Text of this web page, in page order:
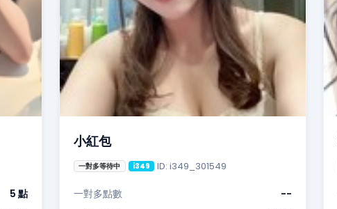
5 點
小紅包
一對多等待中 i349 ID: i349_301549
一對多點數
--